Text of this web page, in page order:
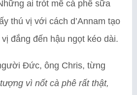
ai trót mê cà phê sữa
thú vị với cách d’Annam tạo
đắng đến hậu ngọt kéo dài.
Đức, ông Chris, từng
vì nốt cà phê rất thật,